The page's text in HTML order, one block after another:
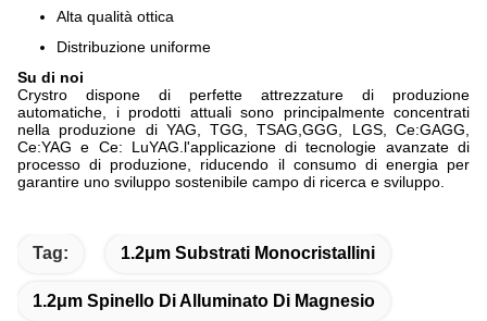
Alta qualità ottica
Distribuzione uniforme
Su di noi
Crystro dispone di perfette attrezzature di produzione
automatiche, i prodotti attuali sono principalmente concentrati
nella produzione di YAG, TGG, TSAG,GGG, LGS, Ce:GAGG,
Ce:YAG e Ce: LuYAG.l'applicazione di tecnologie avanzate di
processo di produzione, riducendo il consumo di energia per
garantire uno sviluppo sostenibile campo di ricerca e sviluppo.
Tag: 1.2μm Substrati Monocristallini
1.2μm Spinello Di Alluminato Di Magnesio